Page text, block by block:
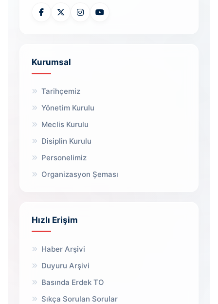
Kurumsal
Tarihçemiz
Yönetim Kurulu
Meclis Kurulu
Disiplin Kurulu
Personelimiz
Organizasyon Şeması
Hızlı Erişim
Haber Arşivi
Duyuru Arşivi
Basında Erdek TO
Sıkça Sorulan Sorular